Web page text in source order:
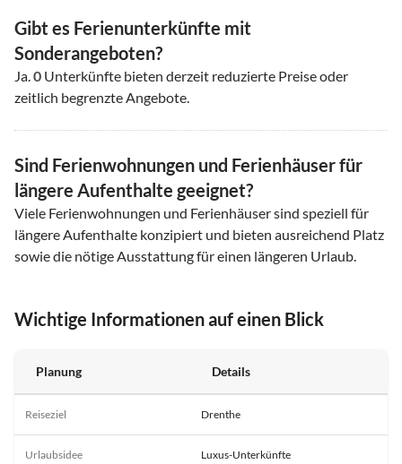
Gibt es Ferienunterkünfte mit
Sonderangeboten?
Ja.0 Unterkünfte bieten derzeit reduzierte Preise oder
zeitlich begrenzte Angebote.
Sind Ferienwohnungen und Ferienhäuser für
längere Aufenthalte geeignet?
Viele Ferienwohnungen und Ferienhäuser sind speziell für
längere Aufenthalte konzipiert und bieten ausreichend Platz
sowie die nötige Ausstattung für einen längeren Urlaub.
Wichtige Informationen auf einen Blick
Planung Details
Reiseziel Drenthe
Urlaubsidee Luxus-Unterkünfte